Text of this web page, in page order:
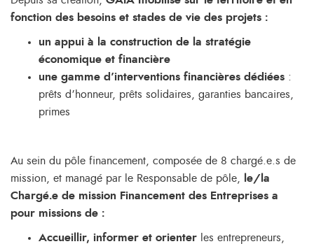
fonction des besoins et stades de vie des projets :
un appui à la construction de la stratégie
économique et financière
une gamme d’interventions financières dédiées :
prêts d’honneur, prêts solidaires, garanties bancaires,
primes
Au sein du pôle financement, composée de 8 chargé.e.s de
mission, et managé par le Responsable de pôle,
le/la
Chargé.e de mission Financement des Entreprises a
pour missions de :
Accueillir, informer et orienter les entrepreneurs,